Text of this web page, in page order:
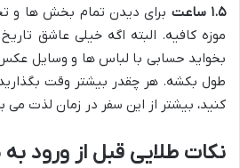
۱.۵ ساعت
برای دیدن تمام بخش ها و
موزه کافیه. البته اگه خیلی عاشق
بخواید حسابی با لباس ها و وسایل
طول بکشه. هر چقدر بیشتر وقت بگذارید
کنید، بیشتر از این سفر در زمان لذت می
نکات طلایی قبل از ورود به